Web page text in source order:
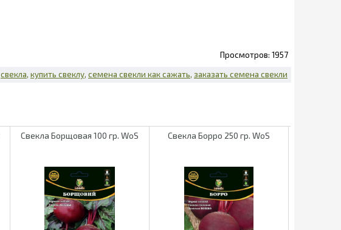
1957
свекла купить свеклу семена свекли как сажать заказать семена свекли
Свекла Борщовая 100 гр. WoS Свекла Борро 250 гр. WoS